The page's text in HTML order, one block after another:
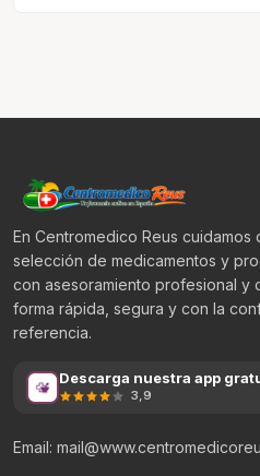
En Centromedico Reus cuidamos
selección de medicamentos y
con asesoramiento profesional y
forma rápida, segura y con la
referencia.
Descarga nuestra app
3,9
Email: